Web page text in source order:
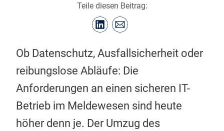
Teile diesen Beitrag:
Ob Datenschutz, Ausfallsicherheit oder
reibungslose Abläufe: Die
Anforderungen an einen sicheren IT-
Betrieb im Meldewesen sind heute
höher denn je. Der Umzug des